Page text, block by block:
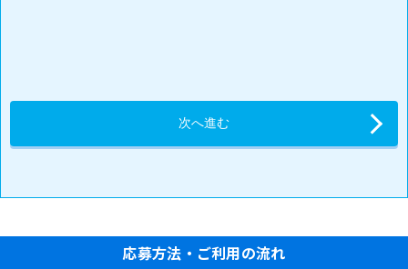
応募方法・ご利用の流れ